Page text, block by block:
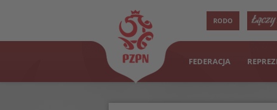
RODO
FEDERACJA